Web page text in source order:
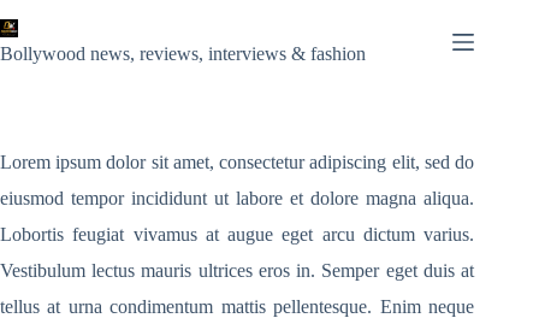
to
content
Bollywood news, reviews, interviews & fashion
Lorem ipsum dolor sit amet, consectetur adipiscing elit, sed do
eiusmod tempor incididunt ut labore et dolore magna aliqua.
Lobortis feugiat vivamus at augue eget arcu dictum varius.
Vestibulum lectus mauris ultrices eros in. Semper eget duis at
tellus at urna condimentum mattis pellentesque. Enim neque